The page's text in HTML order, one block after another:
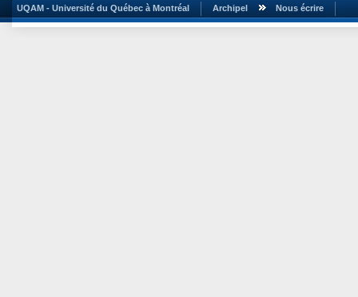
UQAM - Université du Québec à Montréal Archipel Nous écrire